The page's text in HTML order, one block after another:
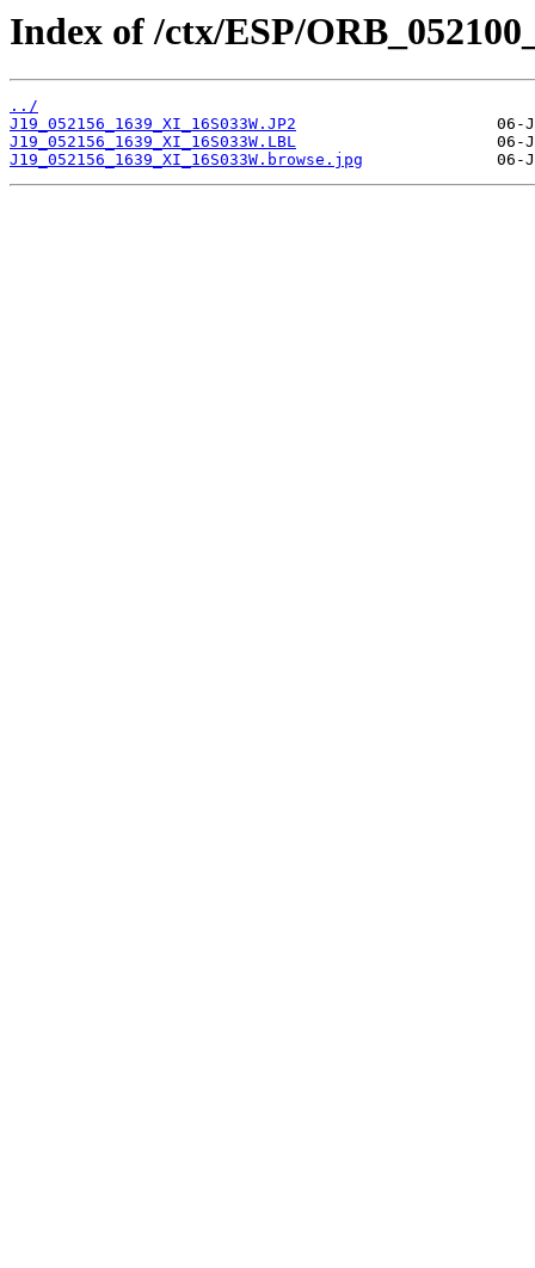
Index of /ctx/ESP/
../
J19_052156_1639_XI_16S033W.JP2
J19_052156_1639_XI_16S033W.LBL
J19_052156_1639_XI_16S033W.browse.jpg